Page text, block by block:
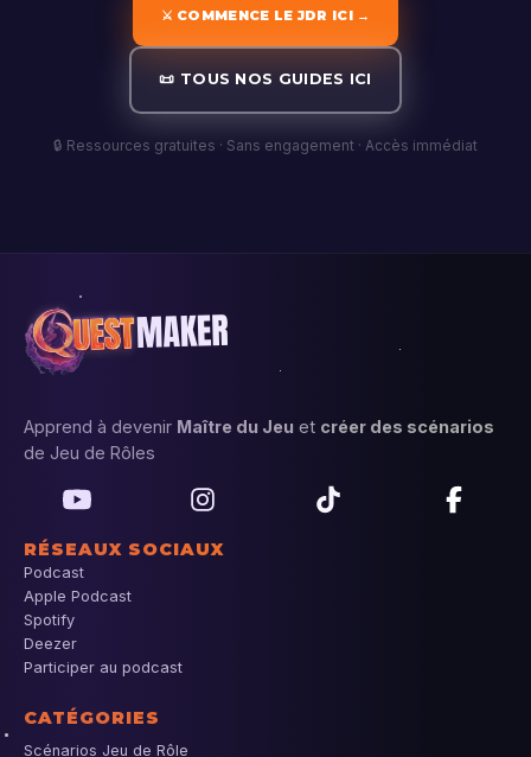
⚔️ COMMENCE LE JDR ICI →
📜 TOUS NOS GUIDES ICI
🔒 Ressources gratuites · Sans engagement · Accès immédiat
Apprend à devenir Maître du Jeu et créer des scénarios
de Jeu de Rôles
RÉSEAUX SOCIAUX
Podcast
Apple Podcast
Spotify
Deezer
Participer au podcast
CATÉGORIES
Scénarios Jeu de Rôle